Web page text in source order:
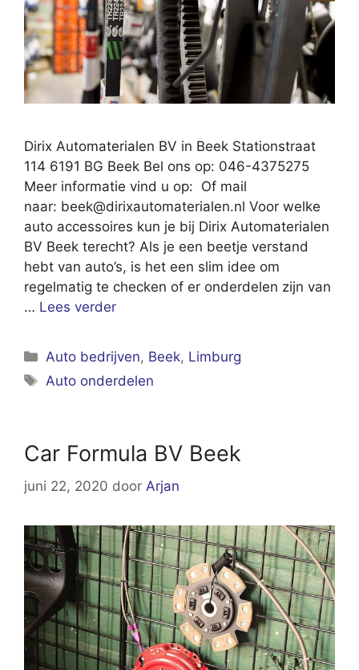
Dirix Automaterialen BV in Beek Stationstraat
114 6191 BG Beek Bel ons op: 046-4375275
Meer informatie vind u op: Of mail
naar: beek@dirixautomaterialen.nl Voor welke
auto accessoires kun je bij Dirix Automaterialen
BV Beek terecht? Als je een beetje verstand
hebt van auto’s, is het een slim idee om
regelmatig te checken of er onderdelen zijn van
… Lees verder
Categorieën
Auto bedrijven, Beek, Limburg
Tags
Auto onderdelen
Car Formula BV Beek
juni 22, 2020 door Arjan